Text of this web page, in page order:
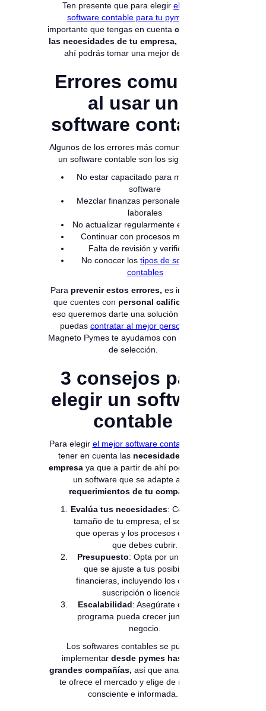
Ten presente que para elegir el mejor
software contable para tu pyme
importante que tengas en cuenta cuáles son
las necesidades de tu empresa,
ahí podrás tomar una mejor decisión
Errores comunes
al usar un
software contable
Algunos de los errores más comunes al usar
un software contable son los siguientes:
No estar capacitado para manejar el
software
Mezclar finanzas personales con las
laborales
No actualizar regularmente el software
Continuar con procesos manuales
Falta de revisión y verificación
No conocer los tipos de softwares
contables
Para prevenir estos errores, es importante
que cuentes con personal calificado,
eso queremos darte una solución para que
puedas contratar al mejor personal,
Magneto Pymes te ayudamos con el proceso
de selección.
3 consejos para
elegir un software
contable
Para elegir el mejor software contable
tener en cuenta las necesidades de tu
empresaya que a partir de ahí podrás elegir
un software que se adapte a los
requerimientos de tu compañía.
Evalúa tus necesidades: Considera el
tamaño de tu empresa, el sector en el
que operas y los procesos contables
que debes cubrir.
Presupuesto: Opta por un software
que se ajuste a tus posibilidades
financieras, incluyendo los costos de
suscripción o licencias.
Escalabilidad: Asegúrate de que el
programa pueda crecer junto con tu
negocio.
Los softwares contables se pueden
implementar desde pymes hasta las
grandes compañías, así que analiza lo que
te ofrece el mercado y elige de manera
consciente e informada.